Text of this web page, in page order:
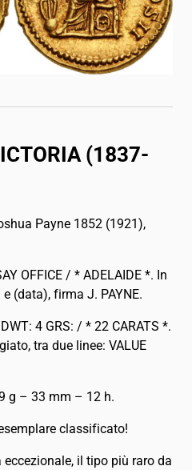
(1837-
Payne 1852 (1921),
OFFICE / * ADELAIDE *. In
(data), firma J. PAYNE.
4 GRS: / * 22 CARATS *.
tra due linee: VALUE
g – 33 mm – 12 h.
classificato!
eccezionale, il tipo più raro da